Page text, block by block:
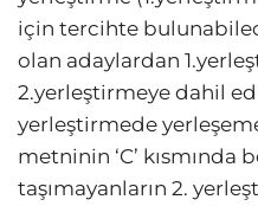
için tercihte
olan adaylardan
2.yerleştirmeye dahil
yerleştirmede
metninin ‘C’ kısmında
taşımayanların 2.